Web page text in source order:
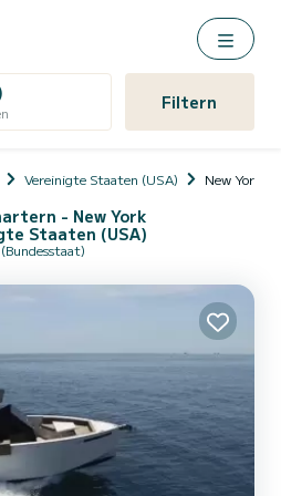
Filtern
Vereinigte Staaten (USA) New York
- New York
Staaten (USA)